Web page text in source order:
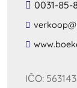
0031-85-
IČO: